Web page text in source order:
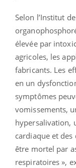
Selon l’Institut
élevée par
agricoles, les
fabricants. Les
en un
symptômes
vomissements,
hypersalivation,
cardiaque et
être mortel par
respiratoires »,